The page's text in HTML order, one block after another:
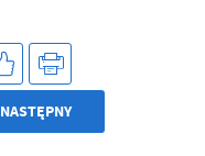
NASTĘPNY